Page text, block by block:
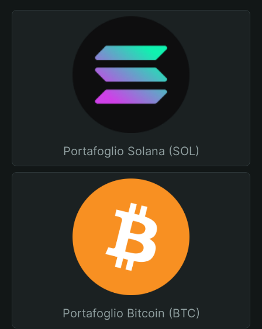
Portafoglio Solana (SOL)
Portafoglio Bitcoin (BTC)